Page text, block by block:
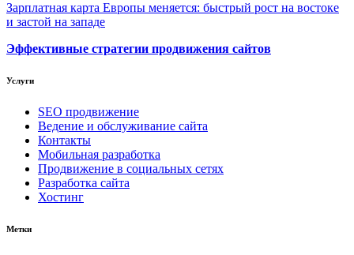
Зарплатная карта Европы меняется: быстрый рост на востоке
и застой на западе
Эффективные стратегии продвижения сайтов
Услуги
SEO продвижение
Ведение и обслуживание сайта
Контакты
Мобильная разработка
Продвижение в социальных сетях
Разработка сайта
Хостинг
Метки